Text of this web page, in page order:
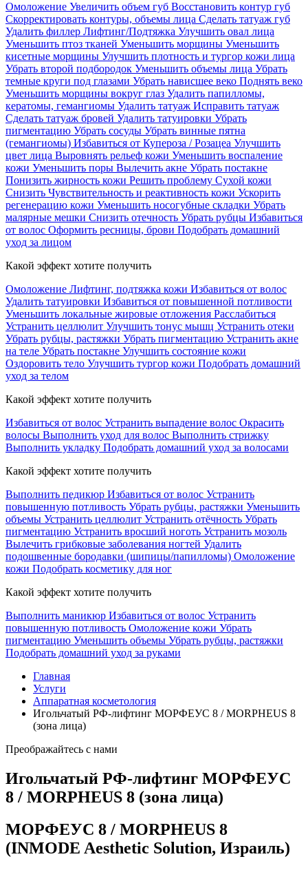
Омоложение Увеличить объем губ Восстановить контур губ
Скорректировать контуры, объемы лица Сделать татуаж губ
Удалить филлер Лифтинг/Подтяжка Улучшить овал лица
Уменьшить птоз тканей Уменьшить морщины Уменьшить
кисетные морщины Улучшить плотность и тургор кожи лица
Убрать второй подбородок Уменьшить объемы лица Убрать
темные круги под глазами Убрать нависшее веко Поднять веко
Уменьшить морщины вокруг глаз Удалить папилломы,
кератомы, гемангиомы Удалить татуаж Исправить татуаж
Сделать татуаж бровей Удалить татуировки Убрать
пигментацию Убрать сосуды Убрать винные пятна
(гемангиомы) Избавиться от Купероза / Розацеа Улучшить
цвет лица Выровнять рельеф кожи Уменьшить воспаление
кожи Уменьшить поры Вылечить акне Убрать постакне
Понизить жирность кожи Решить проблему Сухой кожи
Cнизить Чувствительность и реактивность кожи Ускорить
регенерацию кожи Уменьшить носогубные складки Убрать
малярные мешки Снизить отечность Убрать рубцы Избавиться
от волос Оформить ресницы, брови Подобрать домашний
уход за лицом
Какой эффект хотите получить
Омоложение Лифтинг, подтяжка кожи Избавиться от волос
Удалить татуировки Избавиться от повышенной потливости
Уменьшить локальные жировые отложения Расслабиться
Устранить целлюлит Улучшить тонус мышц Устранить отеки
Убрать рубцы, растяжки Убрать пигментацию Устранить акне
на теле Убрать постакне Улучшить состояние кожи
Оздоровить тело Улучшить тургор кожи Подобрать домашний
уход за телом
Какой эффект хотите получить
Избавиться от волос Устранить выпадение волос Окрасить
волосы Выполнить уход для волос Выполнить стрижку
Выполнить укладку Подобрать домашний уход за волосами
Какой эффект хотите получить
Выполнить педикюр Избавиться от волос Устранить
повышенную потливость Убрать рубцы, растяжки Уменьшить
объемы Устранить целлюлит Устранить отёчность Убрать
пигментацию Устранить вросший ноготь Устранить мозоль
Вылечить грибковые заболевания ногтей Удалить
подошвенные бородавки (шипицы/папилломы) Омоложение
кожи Подобрать косметику для ног
Какой эффект хотите получить
Выполнить маникюр Избавиться от волос Устранить
повышенную потливость Омоложение кожи Убрать
пигментацию Уменьшить объемы Убрать рубцы, растяжки
Подобрать домашний уход за руками
Главная
Услуги
Аппаратная косметология
Игольчатый РФ-лифтинг МОРФЕУС 8 / MORPHEUS 8
(зона лица)
Преображайтесь с нами
Игольчатый РФ-лифтинг МОРФЕУС
8 / MORPHEUS 8 (зона лица)
МОРФЕУС 8 / MORPHEUS 8
(INMODE Aesthetic Solution, Израиль)